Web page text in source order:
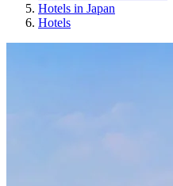
Hotels in Japan
Hotels